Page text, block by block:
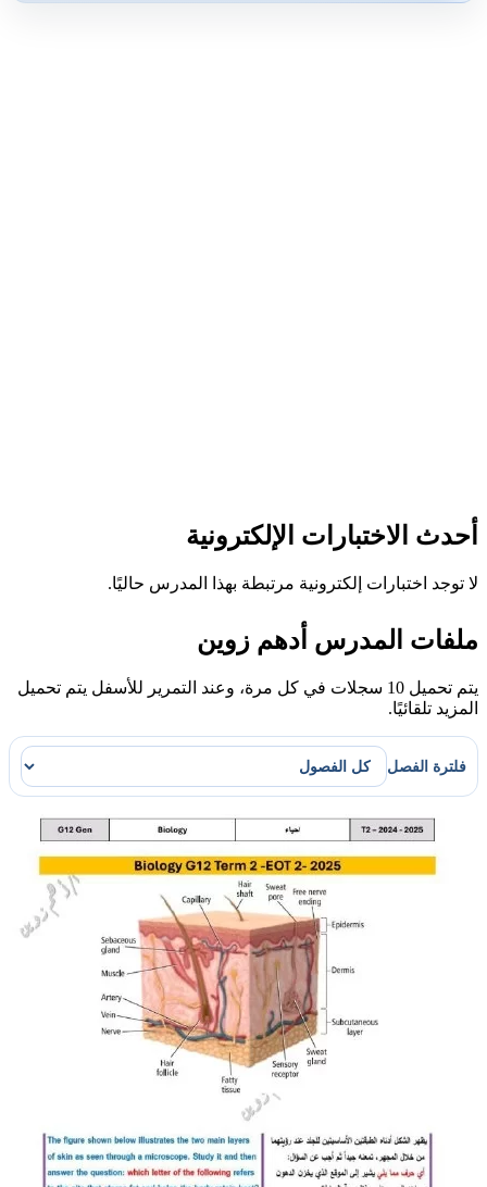
أحدث الاختبارات الإلكترونية
لا توجد اختبارات إلكترونية مرتبطة بهذا المدرس حاليًا.
ملفات المدرس أدهم زوين
يتم تحميل 10 سجلات في كل مرة، وعند التمرير للأسفل يتم تحميل
المزيد تلقائيًا.
فلترة الفصل